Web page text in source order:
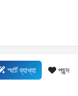
স্মার্ট ব্যাখ্যা পছন্দ